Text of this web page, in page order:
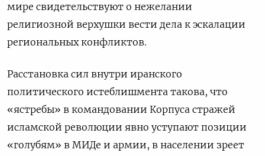
мире свидетельствуют о нежелании
религиозной верхушки вести дела к эскалации
региональных конфликтов.
Расстановка сил внутри иранского
политического истеблишмента такова, что
«ястребы» в командовании Корпуса стражей
исламской революции явно уступают позиции
«голубям» в МИДе и армии, в населении зреет